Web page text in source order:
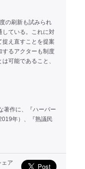
の刷新も試みられ
している。これに対
捉え直すことを提案
するアクターも制度
可能であること、
著作に、『ハーバー
年）、『熟議民
ェア